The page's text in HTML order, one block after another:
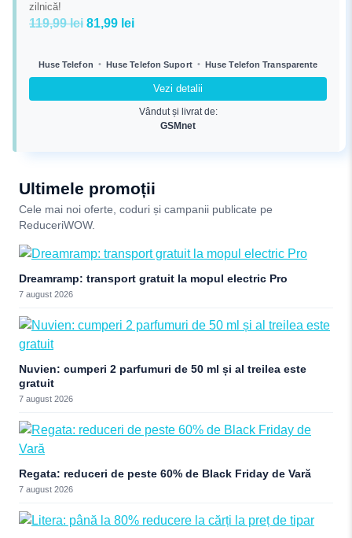
zilnică!
119,99lei Prețul
a
fost:
119,99 lei.
81,99 leiPrețul
este:
81,99 lei.
Huse Telefon • Huse Telefon Suport • Huse Telefon Transparente
Vezi detalii
Vândut și livrat de:
GSMnet
Ultimele promoții
Cele mai noi oferte, coduri și campanii publicate pe
ReduceriWOW.
Dreamramp: transport gratuit la mopul electric Pro
7 august 2026
Nuvien: cumperi 2 parfumuri de 50 ml și al treilea este
gratuit
7 august 2026
Regata: reduceri de peste 60% de Black Friday de Vară
7 august 2026